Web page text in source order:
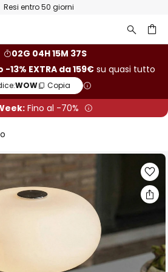
Resi entro 50 giorni
02G 04H 15M 36S
-13% EXTRA da 159€ su quasi tutto
WOW Copia
Fino al -70%